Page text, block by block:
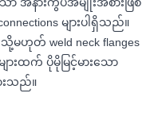
များပါရှိသည်။
မဟုတ် weld neck flanges
ထက် ပိုမိုမြင့်မားသော
းသည်။